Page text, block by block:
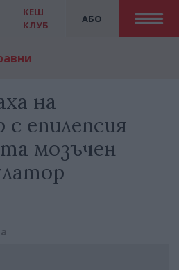
АБО
КЕШ
КЛУБ
на
епилепсия
мозъчен